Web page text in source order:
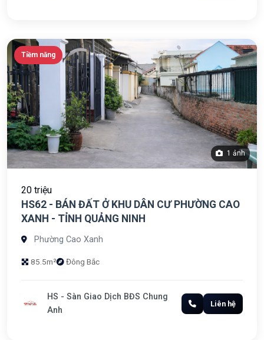
Tiềm năng
1 ảnh
20 triệu
HS62 - BÁN ĐẤT Ở KHU DÂN CƯ PHƯỜNG CAO
XANH - TỈNH QUẢNG NINH
Phường Cao Xanh
85.5m² Đông Bắc
HS - Sàn Giao Dịch BĐS Chung
Anh
Liên hệ